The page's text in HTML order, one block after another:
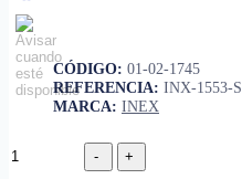
CÓDIGO: 01-02-1745
REFERENCIA: INX-1553-S
MARCA: INEX